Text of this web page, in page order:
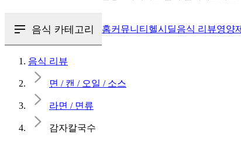
음식 카테고리 홈커뮤니티 헬시딜음식 리뷰영양제
음식 리뷰
면 / 캔 / 오일 / 소스
라면 / 면류
감자칼국수